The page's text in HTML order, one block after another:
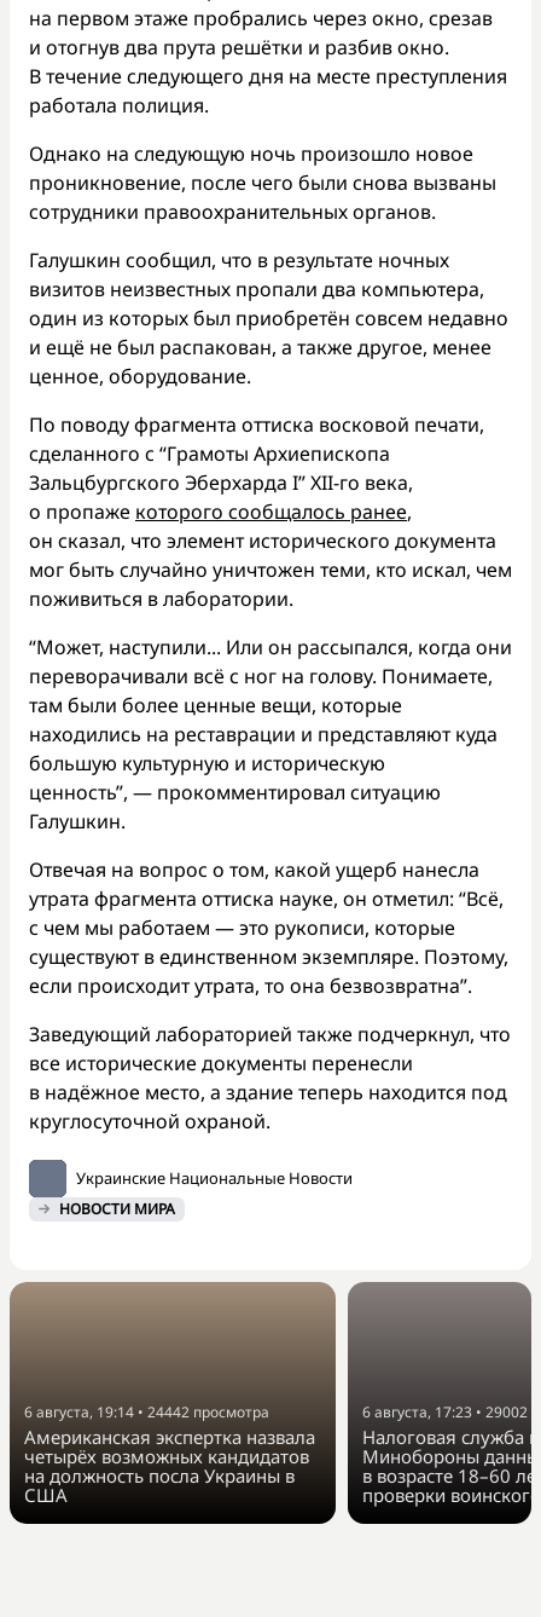
на первом этаже пробрались через окно, срезав
и отогнув два прута решётки и разбив окно.
В течение следующего дня на месте преступления
работала полиция.
Однако на следующую ночь произошло новое
проникновение, после чего были снова вызваны
сотрудники правоохранительных органов.
Галушкин сообщил, что в результате ночных
визитов неизвестных пропали два компьютера,
один из которых был приобретён совсем недавно
и ещё не был распакован, а также другое, менее
ценное, оборудование.
По поводу фрагмента оттиска восковой печати,
сделанного с “Грамоты Архиепископа
Зальцбургского Эберхарда I” XII-го века,
о пропаже которого сообщалось ранее,
он сказал, что элемент исторического документа
мог быть случайно уничтожен теми, кто искал, чем
поживиться в лаборатории.
“Может, наступили... Или он рассыпался, когда они
переворачивали всё с ног на голову. Понимаете,
там были более ценные вещи, которые
находились на реставрации и представляют куда
большую культурную и историческую
ценность”, — прокомментировал ситуацию
Галушкин.
Отвечая на вопрос о том, какой ущерб нанесла
утрата фрагмента оттиска науке, он отметил: “Всё,
с чем мы работаем — это рукописи, которые
существуют в единственном экземпляре. Поэтому,
если происходит утрата, то она безвозвратна”.
Заведующий лабораторией также подчеркнул, что
все исторические документы перенесли
в надёжное место, а здание теперь находится под
круглосуточной охраной.
Украинские Национальные Новости
НОВОСТИ МИРА
6 августа, 19:14 • 24442 просмотра
Американская экспертка назвала
четырёх возможных кандидатов
на должность посла Украины в
США
6 августа, 17:23 • 29002
Налоговая служба
Минобороны
в возрасте 18–60
проверки